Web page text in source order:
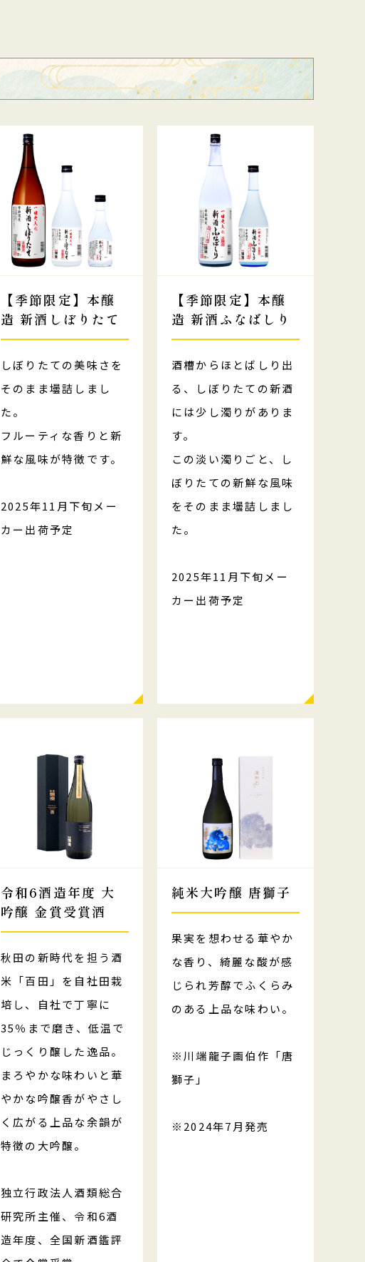
【季節限定】本醸
造 新酒しぼりたて
しぼりたての美味さを
そのまま壜詰しまし
た。
フルーティな香りと新
鮮な風味が特徴です。
2025年11月下旬メー
カー出荷予定
【季節限定】本醸
造 新酒ふなばしり
酒槽からほとばしり出
る、しぼりたての新酒
には少し濁りがありま
す。
この淡い濁りごと、し
ぼりたての新鮮な風味
をそのまま壜詰しまし
た。
2025年11月下旬メー
カー出荷予定
令和6酒造年度 大
吟醸 金賞受賞酒
秋田の新時代を担う酒
米「百田」を自社田栽
培し、自社で丁寧に
35％まで磨き、低温で
じっくり醸した逸品。
まろやかな味わいと華
やかな吟醸香がやさし
く広がる上品な余韻が
特徴の大吟醸。
独立行政法人酒類総合
研究所主催、令和6酒
造年度、全国新酒鑑評
純米大吟醸 唐獅子
果実を想わせる華やか
な香り、綺麗な酸が感
じられ芳醇でふくらみ
のある上品な味わい。
※川端龍子画伯作「唐
獅子」
※2024年7月発売